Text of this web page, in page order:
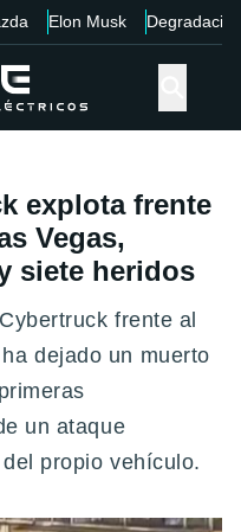
Elon Musk Degradación
explota frente
Vegas,
siete heridos
frente al
dejado un muerto
un ataque
propio vehículo.